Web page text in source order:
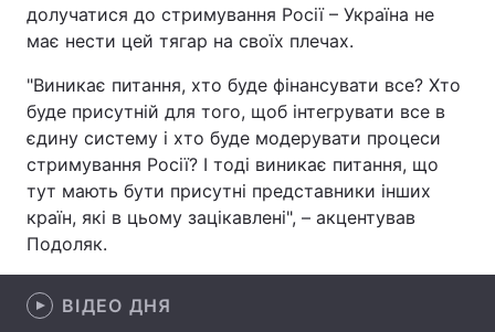
Зброя Інциденти
Здоров'я Туризм
Цікавинки Погода
Екологія
Лонгріди
Відео з Youtube
долучатися до стримування Росії – Україна не
має нести цей тягар на своїх плечах.
"Виникає питання, хто буде фінансувати все? Хто
буде присутній для того, щоб інтегрувати все в
єдину систему і хто буде модерувати процеси
стримування Росії? І тоді виникає питання, що
тут мають бути присутні представники інших
країн, які в цьому зацікавлені", – акцентував
Подоляк.
ВІДЕО ДНЯ